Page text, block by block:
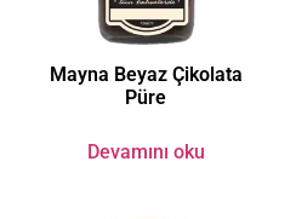
Mayna Beyaz Çikolata
Püre
Devamını oku